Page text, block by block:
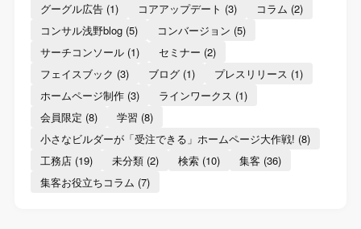
グーグル広告(1) コアアップデート (3) コラム (2)
コンサル浅野blog(5) コンバージョン (5)
サーチコンソール(1) セミナー (2)
フェイスブック (3) ブログ(1) プレスリリース (1)
ホームページ制作(3) ラインワークス (1)
会員限定 (8) 学習 (8)
小さなビルダーが「受注できる」ホームページ大作戦! (8)
工務店(19) 未分類(2) 検索(10) 集客 (36)
集客お役立ちコラム (7)